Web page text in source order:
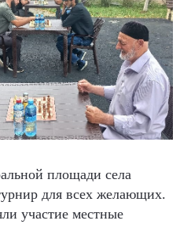
площади села
для всех желающих.
участие местные